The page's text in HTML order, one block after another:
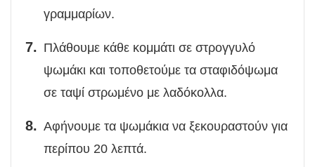
γραμμαρίων.
Πλάθουμε κάθε κομμάτι σε στρογγυλό
ψωμάκι και τοποθετούμε τα σταφιδόψωμα
σε ταψί στρωμένο με λαδόκολλα.
Αφήνουμε τα ψωμάκια να ξεκουραστούν για
περίπου 20 λεπτά.